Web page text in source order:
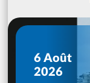
6 Août
2026